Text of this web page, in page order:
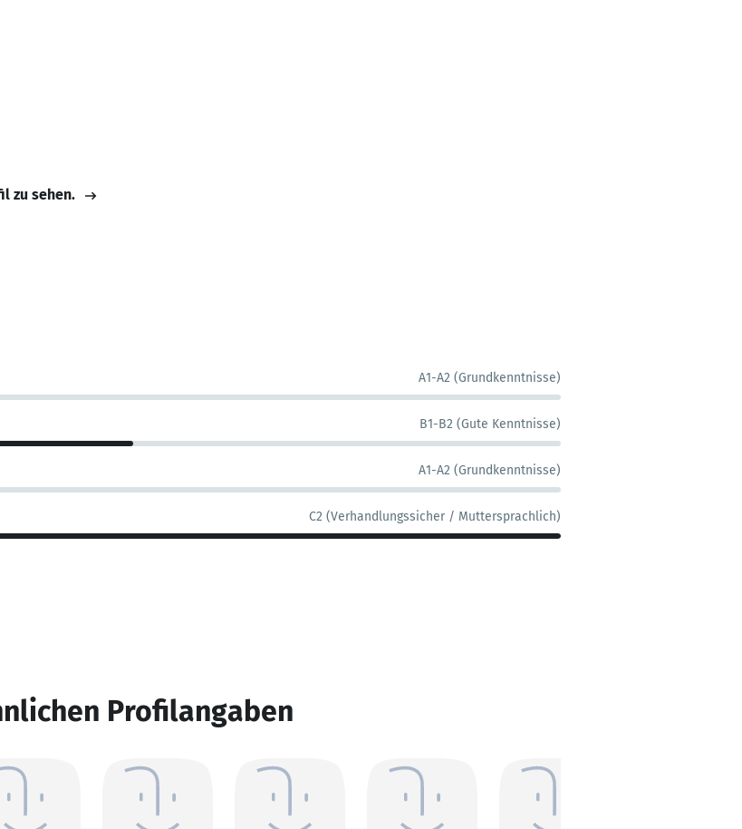
zu sehen.
A1-A2 (Grundkenntnisse)
B1-B2 (Gute Kenntnisse)
A1-A2 (Grundkenntnisse)
C2 (Verhandlungssicher / Muttersprachlich)
Profilangaben